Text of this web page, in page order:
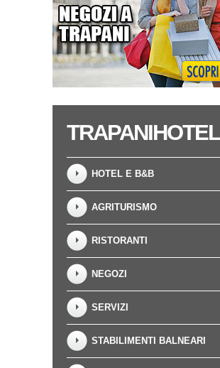
HOTEL E B&B
AGRITURISMO
RISTORANTI
NEGOZI
SERVIZI
STABILIMENTI BALNEARI